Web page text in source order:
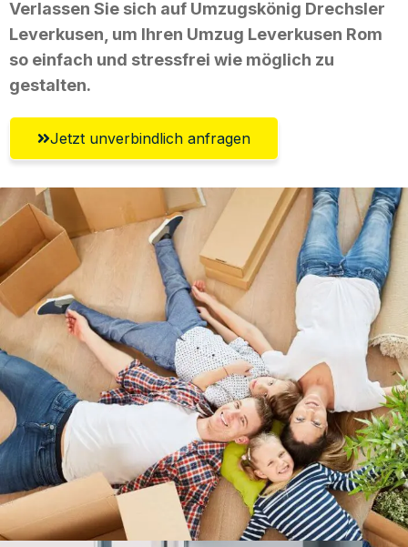
Verlassen Sie sich auf Umzugskönig Drechsler
Leverkusen, um Ihren Umzug Leverkusen Rom
so einfach und stressfrei wie möglich zu
gestalten.
Jetzt unverbindlich anfragen